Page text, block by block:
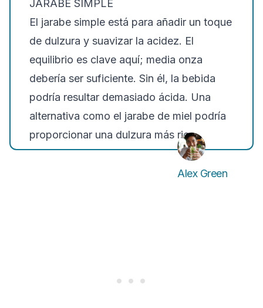
JARABE SIMPLE
El jarabe simple está para añadir un toque
de dulzura y suavizar la acidez. El
equilibrio es clave aquí; media onza
debería ser suficiente. Sin él, la bebida
podría resultar demasiado ácida. Una
alternativa como el jarabe de miel podría
proporcionar una dulzura más rica.
Alex Green